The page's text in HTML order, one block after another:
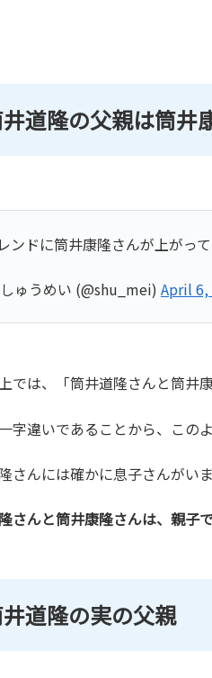
道隆の父親は筒井
ンドに筒井康隆さんが上がっ
ゅうめい (@shu_mei) April 6,
では、「筒井道隆さんと筒井
字違いであることから、この
さんには確かに息子さんがい
さんと筒井康隆さんは、親子
道隆の実の父親